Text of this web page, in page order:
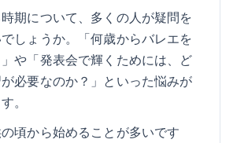
期について、多くの人が疑問を
しょうか。「何歳からバレエを
や「発表会で輝くためには、ど
必要なのか？」といった悩みが
。
頃から始めることが多いです